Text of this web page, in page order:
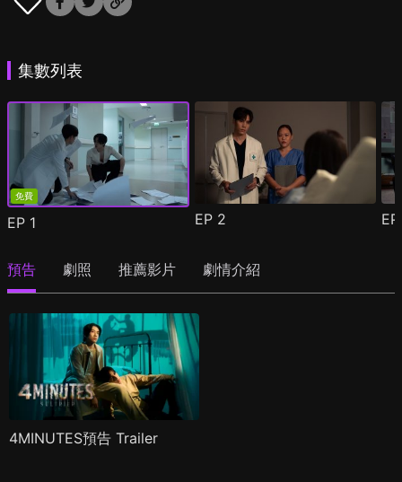
集數列表
免費
EP 1 EP 2
預告 劇照 推薦影片 劇情介紹
4MINUTES預告 Trailer